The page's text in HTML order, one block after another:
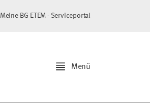
Meine BG ETEM - Serviceportal
Menü